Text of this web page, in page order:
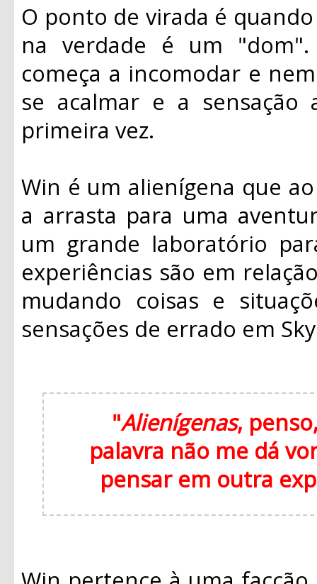
O ponto de virada é
na verdade é um "dom".
começa a incomodar e
se acalmar e a sensação
primeira vez.
Win é um alienígena que
a arrasta para uma
um grande laboratório
experiências são em
mudando coisas e
sensações de errado em
"Alienígenas,
palavra não me dá
pensar em outra